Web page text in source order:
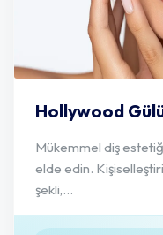
Hollywood
Mükemmel diş
elde edin.
şekli,...